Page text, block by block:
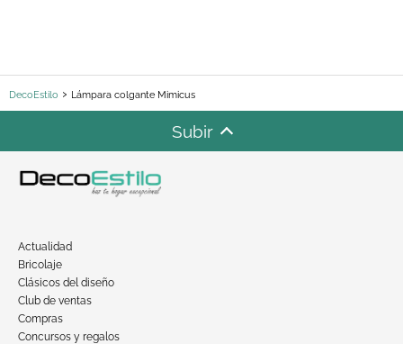
DecoEstilo Lámpara colgante Mimicus
Subir
Actualidad
Bricolaje
Clásicos del diseño
Club de ventas
Compras
Concursos y regalos